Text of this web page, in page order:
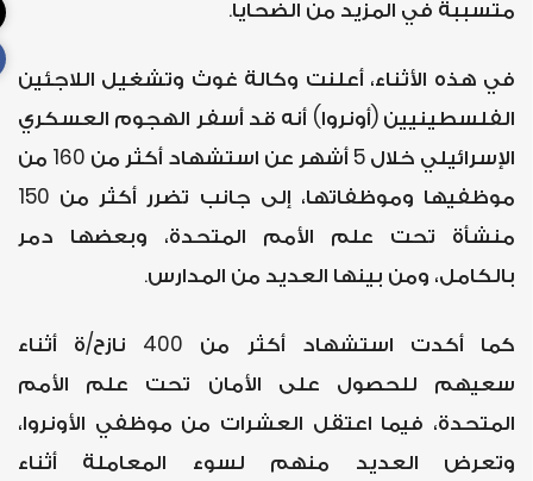
متسببة في المزيد من الضحايا.
في هذه الأثناء، أعلنت وكالة غوث وتشغيل اللاجئين
الفلسطينيين (أونروا) أنه قد أسفر الهجوم العسكري
الإسرائيلي خلال 5 أشهر عن استشهاد أكثر من 160 من
موظفيها وموظفاتها، إلى جانب تضرر أكثر من 150
منشأة تحت علم الأمم المتحدة، وبعضها دمر
بالكامل، ومن بينها العديد من المدارس.
كما أكدت استشهاد أكثر من 400 نازح/ة أثناء
سعيهم للحصول على الأمان تحت علم الأمم
المتحدة، فيما اعتقل العشرات من موظفي الأونروا،
وتعرض العديد منهم لسوء المعاملة أثناء